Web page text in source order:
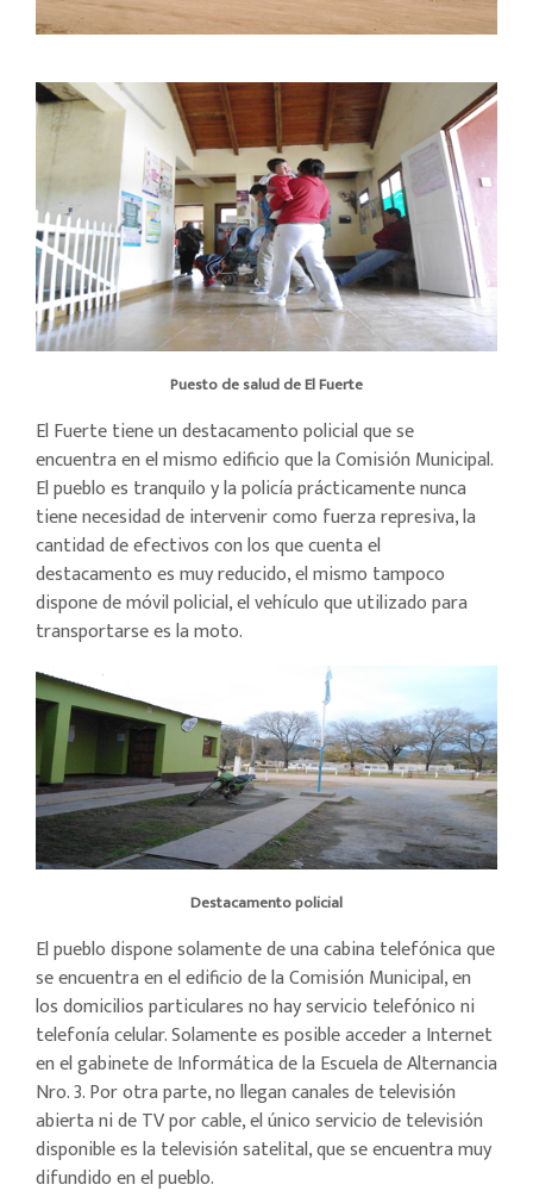
Puesto de salud de El Fuerte
El Fuerte tiene un destacamento policial que se
encuentra en el mismo edificio que la Comisión Municipal.
El pueblo es tranquilo y la policía prácticamente nunca
tiene necesidad de intervenir como fuerza represiva, la
cantidad de efectivos con los que cuenta el
destacamento es muy reducido, el mismo tampoco
dispone de móvil policial, el vehículo que utilizado para
transportarse es la moto.
Destacamento policial
El pueblo dispone solamente de una cabina telefónica que
se encuentra en el edificio de la Comisión Municipal, en
los domicilios particulares no hay servicio telefónico ni
telefonía celular. Solamente es posible acceder a Internet
en el gabinete de Informática de la Escuela de Alternancia
Nro. 3. Por otra parte, no llegan canales de televisión
abierta ni de TV por cable, el único servicio de televisión
disponible es la televisión satelital, que se encuentra muy
difundido en el pueblo.